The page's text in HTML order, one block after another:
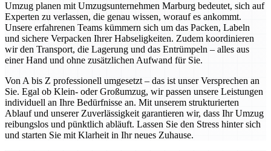
Umzug planen mit Umzugsunternehmen Marburg bedeutet, sich auf
Experten zu verlassen, die genau wissen, worauf es ankommt.
Unsere erfahrenen Teams kümmern sich um das Packen, Labeln
und sichere Verpacken Ihrer Habseligkeiten. Zudem koordinieren
wir den Transport, die Lagerung und das Entrümpeln – alles aus
einer Hand und ohne zusätzlichen Aufwand für Sie.
Von A bis Z professionell umgesetzt – das ist unser Versprechen an
Sie. Egal ob Klein- oder Großumzug, wir passen unsere Leistungen
individuell an Ihre Bedürfnisse an. Mit unserem strukturierten
Ablauf und unserer Zuverlässigkeit garantieren wir, dass Ihr Umzug
reibungslos und pünktlich abläuft. Lassen Sie den Stress hinter sich
und starten Sie mit Klarheit in Ihr neues Zuhause.